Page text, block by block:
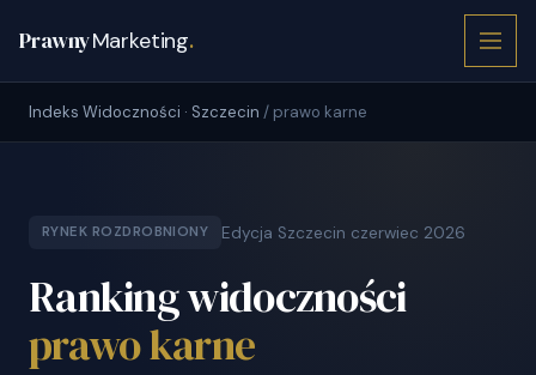
PrawnyMarketing.
Indeks Widoczności · Szczecin / prawo karne
RYNEK ROZDROBNIONY Edycja Szczecin czerwiec 2026
Ranking widoczności
prawo karne